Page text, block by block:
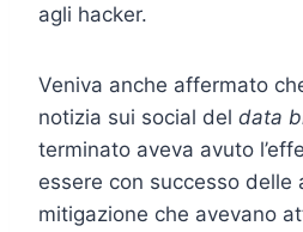
agli hacker.
Veniva anche affermato
notizia sui social del data
terminato aveva avuto
essere con successo delle
mitigazione che avevano